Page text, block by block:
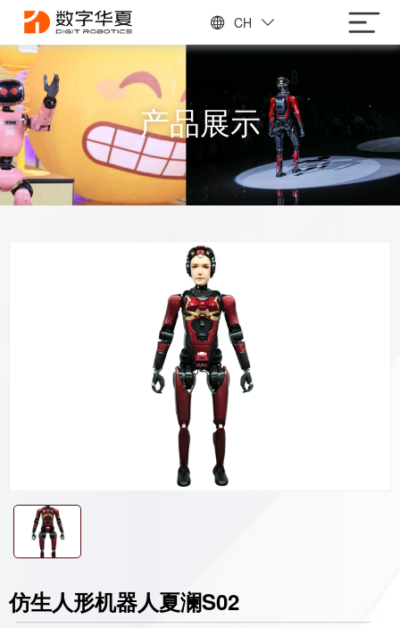
CH
产品展示
仿生人形机器人夏澜S02